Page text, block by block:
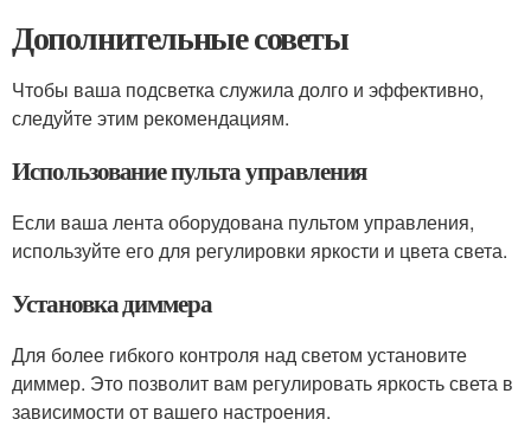
Дополнительные советы
Чтобы ваша подсветка служила долго и эффективно,
следуйте этим рекомендациям.
Использование пульта управления
Если ваша лента оборудована пультом управления,
используйте его для регулировки яркости и цвета света.
Установка диммера
Для более гибкого контроля над светом установите
диммер. Это позволит вам регулировать яркость света в
зависимости от вашего настроения.